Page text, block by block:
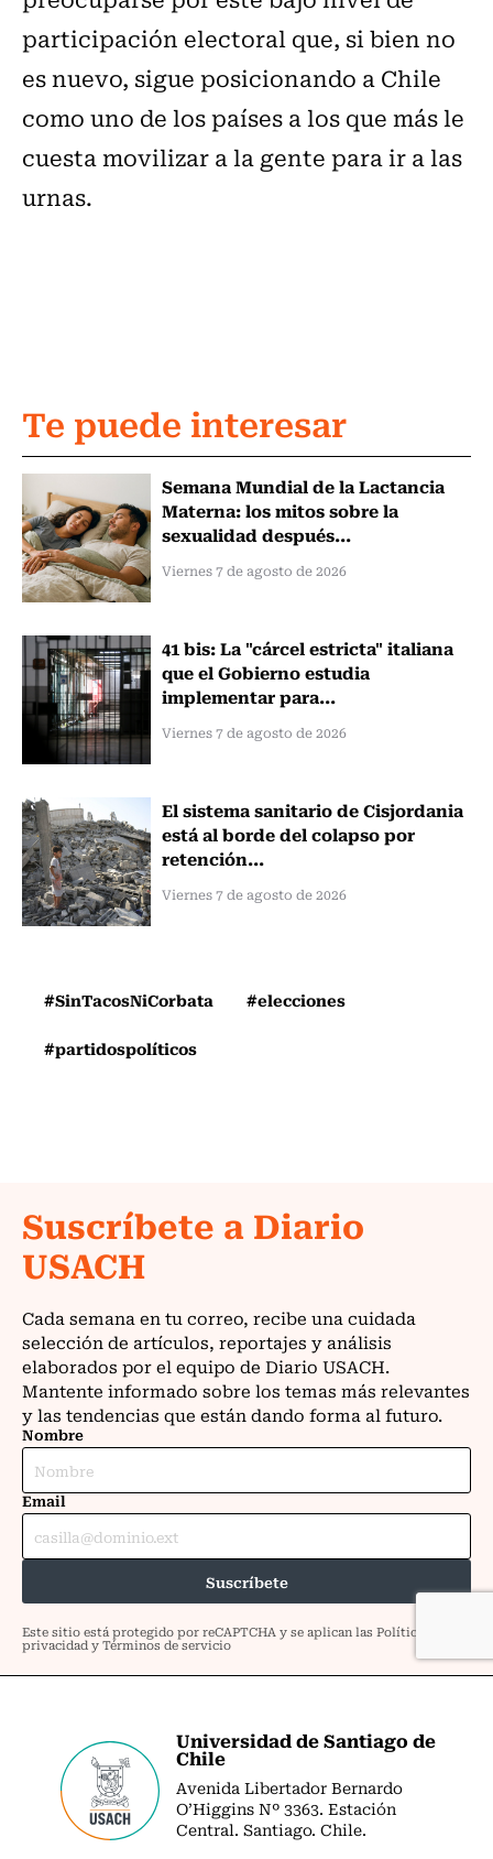
participación electoral que, si bien no
es nuevo, sigue posicionando a Chile
como uno de los países a los que más le
cuesta movilizar a la gente para ir a las
urnas.
Te puede interesar
Semana Mundial de la Lactancia
Materna: los mitos sobre la
sexualidad después...
Viernes 7 de agosto de 2026
41 bis: La "cárcel estricta" italiana
que el Gobierno estudia
implementar para...
Viernes 7 de agosto de 2026
El sistema sanitario de Cisjordania
está al borde del colapso por
retención...
Viernes 7 de agosto de 2026
#SinTacosNiCorbata
#elecciones
#partidospolíticos
Universidad de Santiago de
Chile
Avenida Libertador Bernardo
O’Higgins Nº 3363. Estación
Central. Santiago. Chile.